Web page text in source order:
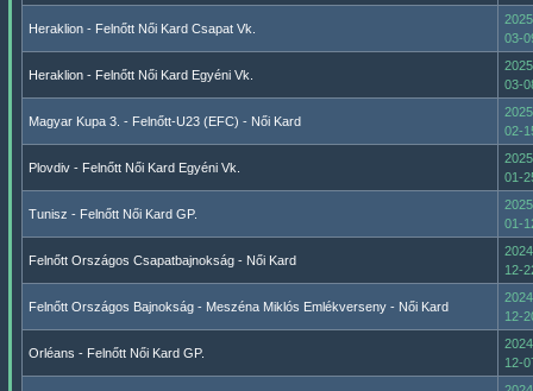
Heraklion - Felnőtt Női Kard Csapat Vk.
03-
Heraklion - Felnőtt Női Kard Egyéni Vk.
03-
Magyar Kupa 3. - Felnőtt-U23 (EFC) - Női Kard
02-
Plovdiv - Felnőtt Női Kard Egyéni Vk.
01-
Tunisz - Felnőtt Női Kard GP.
01-
Felnőtt Országos Csapatbajnokság - Női Kard
12-
Felnőtt Országos Bajnokság - Meszéna Miklós Emlékverseny - Női Kard
12-
Orléans - Felnőtt Női Kard GP.
12-